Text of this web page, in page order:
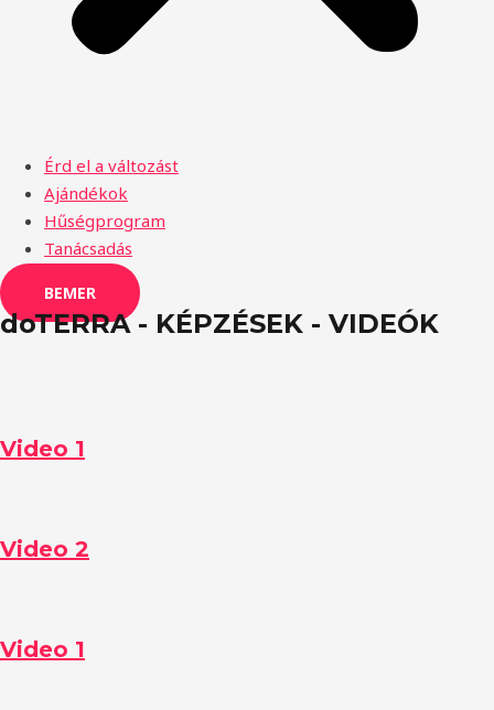
Érd el a változást
Ajándékok
Hűségprogram
Tanácsadás
BEMER
doTERRA - KÉPZÉSEK - VIDEÓK
Video 1
Video 2
Video 1